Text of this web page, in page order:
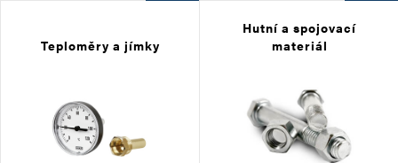
Teploměry a jímky
Hutní a spojovací
materiál